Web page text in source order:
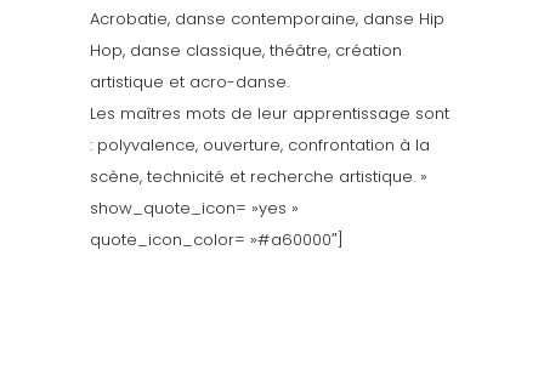
Acrobatie, danse contemporaine, danse Hip
Hop, danse classique, théâtre, création
artistique et acro-danse.
Les maîtres mots de leur apprentissage sont
: polyvalence, ouverture, confrontation à la
scène, technicité et recherche artistique. »
show_quote_icon= »yes »
quote_icon_color= »#a60000″]